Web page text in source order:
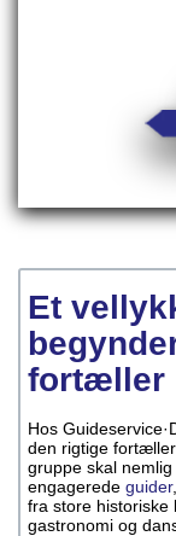
Et
fortæller
Hos
den rigtige
gruppe skal
engagerede guider,
fra store historiske
gastronomi og